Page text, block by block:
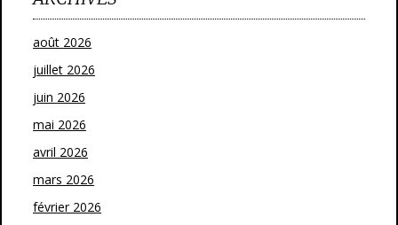
août 2026
juillet 2026
juin 2026
mai 2026
avril 2026
mars 2026
février 2026